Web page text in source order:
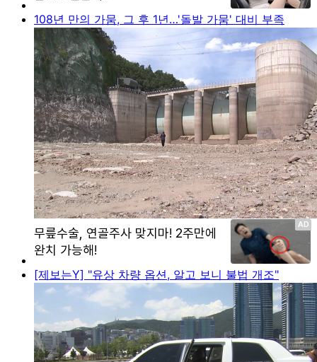
108년 만의 가뭄, 그 후 1년…'돌발 가뭄' 대비 부족
[제보는Y] "유상 차량 옵션, 알고 보니 불법 개조"